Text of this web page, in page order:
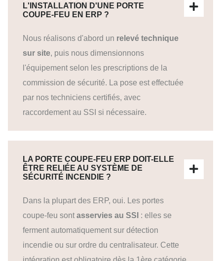
L'INSTALLATION D'UNE PORTE
COUPE-FEU EN ERP ?
Nous réalisons d'abord un relevé technique
sur site, puis nous dimensionnons
l'équipement selon les prescriptions de la
commission de sécurité. La pose est effectuée
par nos techniciens certifiés, avec
raccordement au SSI si nécessaire.
LA PORTE COUPE-FEU ERP DOIT-ELLE
ÊTRE RELIÉE AU SYSTÈME DE
SÉCURITÉ INCENDIE ?
Dans la plupart des ERP, oui. Les portes
coupe-feu sont asservies au SSI : elles se
ferment automatiquement sur détection
incendie ou sur ordre du centralisateur. Cette